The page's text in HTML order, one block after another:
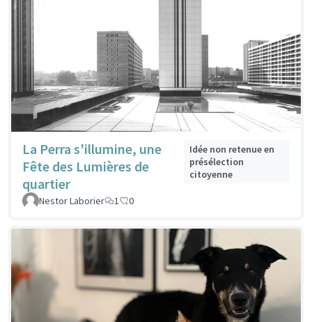
La Perra s'illumine, une
Fête des Lumières de
quartier
Idée non retenue en
présélection
citoyenne
Nestor Laborier 1 0